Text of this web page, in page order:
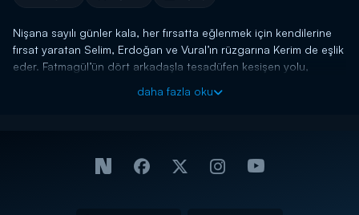
Nişana sayılı günler kala, her fırsatta eğlenmek için kendilerine
fırsat yaratan Selim, Erdoğan ve Vural’ın rüzgarına Kerim de eşlik
eder. Fatmagül’ün dört arkadaşla tesadüfen kesişen yolu,
umutlarına doğru koşan Fatmagül’ü yolun sonunda bir uçurum
daha fazla oku